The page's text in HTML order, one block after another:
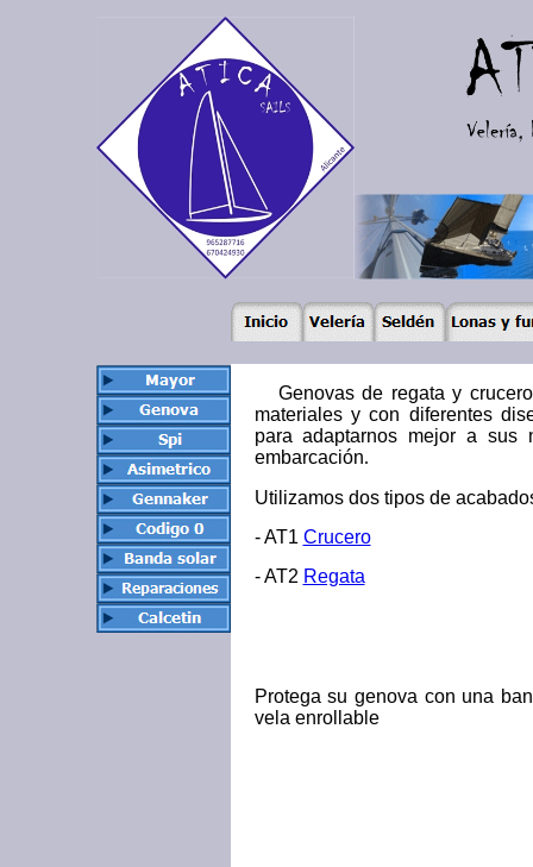
Genovas de regata y
materiales y con diferentes
para adaptarnos mejor a
embarcación.
Utilizamos dos tipos de
- AT1 Crucero
- AT2 Regata
Protega su genova con una
vela enrollable